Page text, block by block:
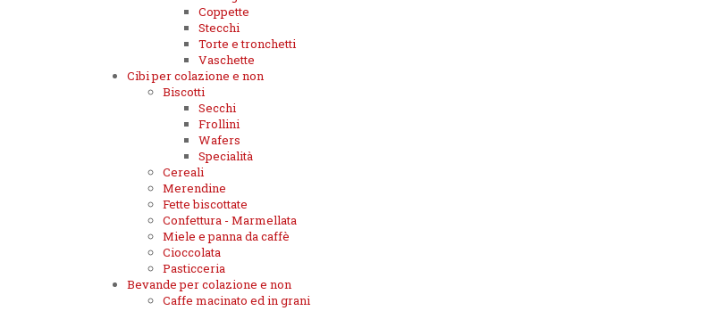
Coppette
Stecchi
Torte e tronchetti
Vaschette
Cibi per colazione e non
Biscotti
Secchi
Frollini
Wafers
Specialità
Cereali
Merendine
Fette biscottate
Confettura - Marmellata
Miele e panna da caffè
Cioccolata
Pasticceria
Bevande per colazione e non
Caffe macinato ed in grani